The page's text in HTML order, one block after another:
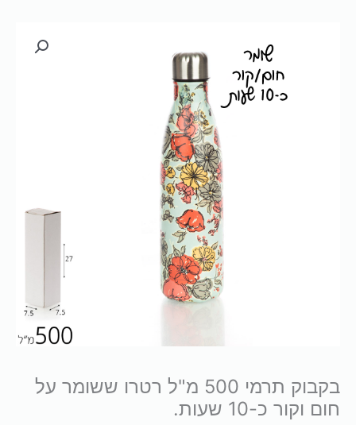
בקבוק תרמי 500 מ"ל רטרו ששומר על
חום וקור כ-10 שעות.